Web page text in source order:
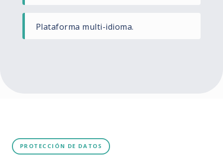
Plataforma multi-idioma.
PROTECCIÓN DE DATOS